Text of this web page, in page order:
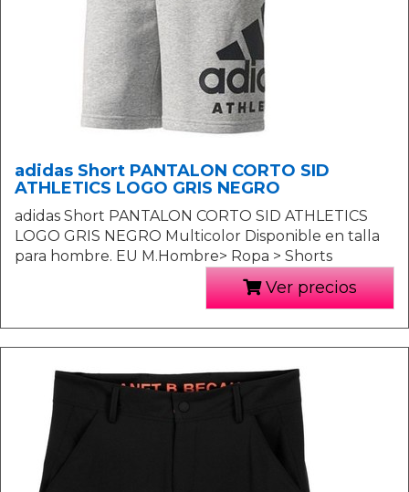
adidas Short PANTALON CORTO SID
ATHLETICS LOGO GRIS NEGRO
adidas Short PANTALON CORTO SID ATHLETICS
LOGO GRIS NEGRO Multicolor Disponible en talla
para hombre. EU M.Hombre> Ropa > Shorts
Ver precios